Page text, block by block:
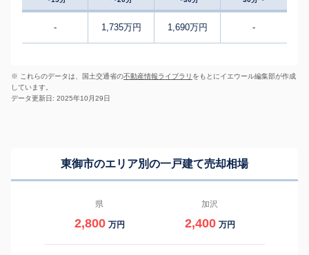
- 1,735万円 1,690万円 -
※ これらのデータは、国土交通省の不動産情報ライブラリ をもとにイエウール編集部が作成
しています。
データ更新日: 2025年10月29日
東御市のエリア別の一戸建て売却相場
県
2,800 万円
加沢
2,400 万円